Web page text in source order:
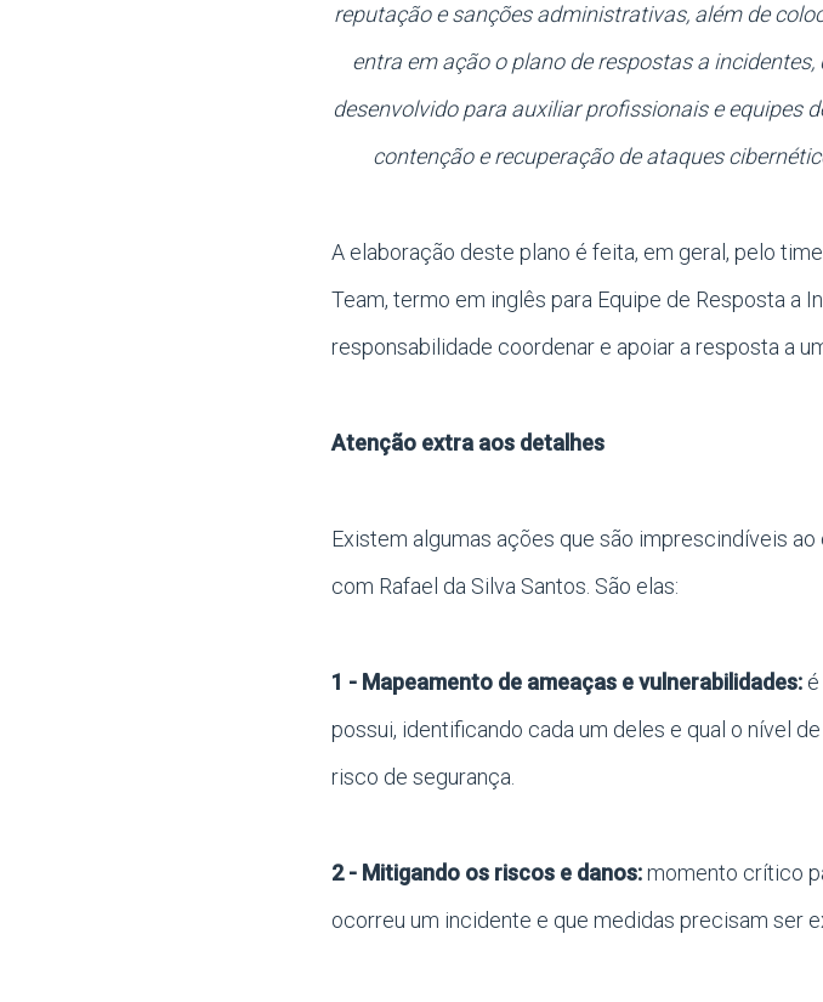
reputação e sanções administrativas, além de
entra em ação o plano de respostas a
desenvolvido para auxiliar profissionais e equipes
contenção e recuperação de ataques
A elaboração deste plano é feita, em geral, pelo
Team, termo em inglês para Equipe de Resposta a
responsabilidade coordenar e apoiar a resposta a
Atenção extra aos detalhes
Existem algumas ações que são imprescindíveis
com Rafael da Silva Santos. São elas:
1 - Mapeamento de ameaças e vulnerabilidades:
possui, identificando cada um deles e qual o nível
risco de segurança.
2 - Mitigando os riscos e danos:momento crítico
ocorreu um incidente e que medidas precisam ser